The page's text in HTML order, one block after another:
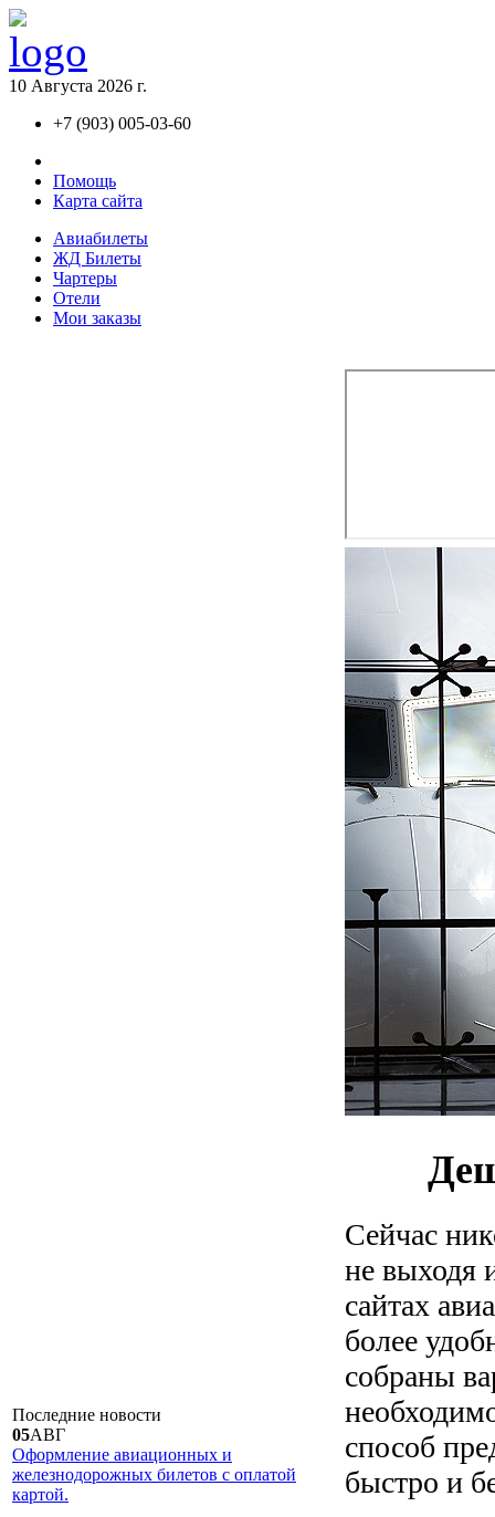
10 Августа 2026 г.
+7 (903) 005-03-60
Помощь
Карта сайта
Авиaбилеты
ЖД Билеты
Чартеры
Отели
Мои заказы
Последние новости
05АВГ
Оформление авиационных и
железнодорожных билетов с оплатой
картой.
Сейчас
не выходя
сайтах
более
собраны
способ
быстро и